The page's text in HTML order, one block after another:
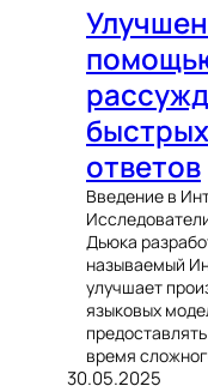
ответов
Введение в
Дьюка
называемый
улучшает
языковых
время
30.05.2025